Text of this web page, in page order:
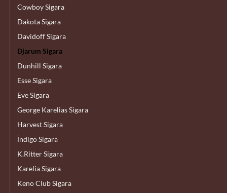
Cowboy Sigara
Dakota Sigara
Davidoff Sigara
Djarum Sigara
Dunhill Sigara
Esse Sigara
Eve Sigara
George Karelias Sigara
Harvest Sigara
İndigo Sigara
K.Ritter Sigara
Karelia Sigara
Keno Club Sigara